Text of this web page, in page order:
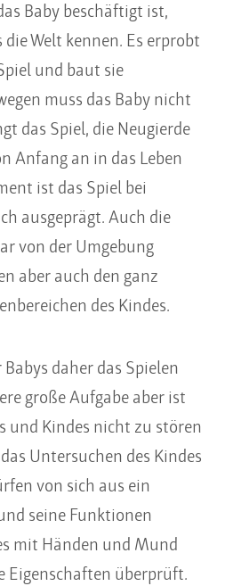
Baby beschäftigt ist,
Welt kennen. Es erprobt
und baut sie
muss das Baby nicht
das Spiel, die Neugierde
Anfang an in das Leben
ist das Spiel bei
ausgeprägt. Auch die
von der Umgebung
aber auch den ganz
des Kindes.
daher das Spielen
große Aufgabe aber ist
und Kindes nicht zu stören
Untersuchen des Kindes
von sich aus ein
seine Funktionen
mit Händen und Mund
Eigenschaften überprüft.